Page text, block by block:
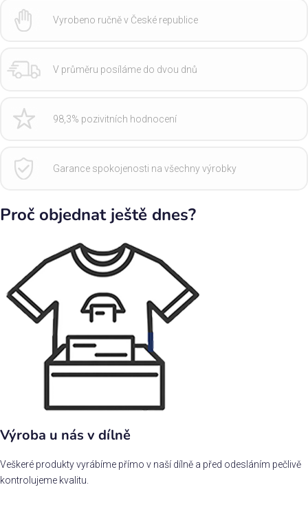
Vyrobeno ručně v České republice
V průměru posíláme do dvou dnů
98,3% pozivitních hodnocení
Garance spokojenosti na všechny výrobky
Proč objednat ještě dnes?
Výroba u nás v dílně
Veškeré produkty vyrábíme přímo v naší dílně a před odesláním pečlivě
kontrolujeme kvalitu.